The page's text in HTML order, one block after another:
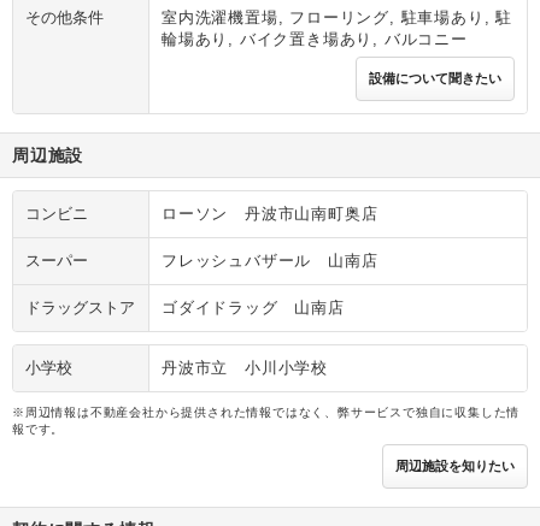
その他条件
室内洗濯機置場, フローリング, 駐車場あり, 駐
輪場あり, バイク置き場あり, バルコニー
設備について聞きたい
周辺施設
コンビニ ローソン 丹波市山南町奥店
スーパー フレッシュバザール 山南店
ドラッグストア ゴダイドラッグ 山南店
小学校 丹波市立 小川小学校
※周辺情報は不動産会社から提供された情報ではなく、弊サービスで独自に収集した情
報です。
周辺施設を知りたい